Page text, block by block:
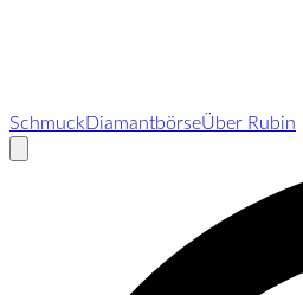
SchmuckDiamantbörseÜber Rubin